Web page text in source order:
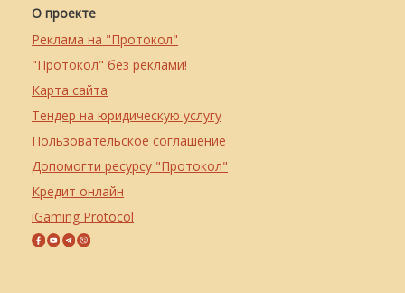
О проекте
Реклама на "Протокол"
"Протокол" без реклами!
Карта сайта
Тендер на юридическую услугу
Пользовательское соглашение
Допомогти ресурсу "Протокол"
Кредит онлайн
iGaming Protocol